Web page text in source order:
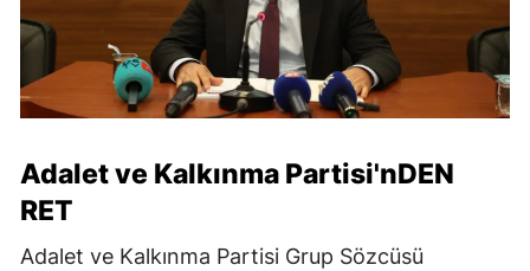
Adalet ve Kalkınma Partisi'nDEN
RET
Adalet ve Kalkınma Partisi Grup Sözcüsü